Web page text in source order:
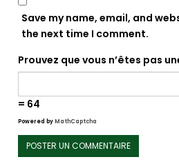
Save my name, email, and
the next time I comment.
Prouvez que vous n’êtes pas
= 64
Powered byMathCaptcha